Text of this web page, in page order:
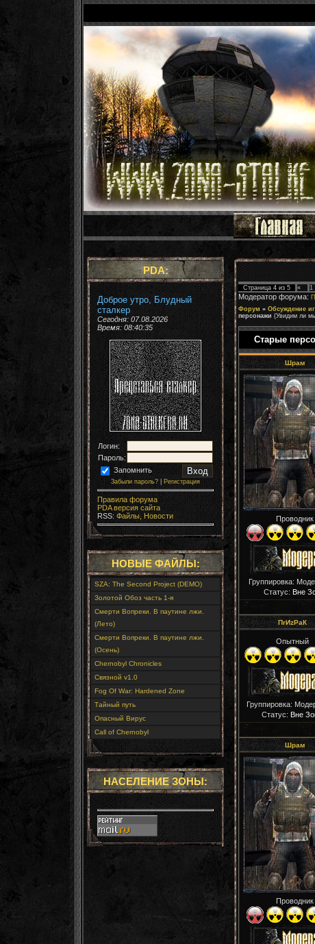
PDA:
Доброе утро, Блудный
сталкер
Сегодня: 07.08.2026
Время: 08:40:37
Логин:
Пароль:
Запомнить
Забыли пароль? Регистрация
Правила форума
PDA версия сайта
RSS: Файлы, Новости
НОВЫЕ ФАЙЛЫ:
SZA: The Second Project (DEMO)
Золотой Обоз часть 1-я
Смерти Вопреки. В паутине лжи.
(Лето)
Смерти Вопреки. В паутине лжи.
(Осень)
Chernobyl Chronicles
Связной v1.0
Fog Of War: Hardened Zone
Тайный путь
Опасный Вирус
Call of Chernobyl
НАСЕЛЕНИЕ ЗОНЫ:
Страница 4 из 5 « 1
Модератор форума:
Форум » Обсуждение
персонажи (Увидим ли
Старые
Шрам
Проводник
Группировка:
Статус: Вне
ПrИzРaК
Опытный
Группировка:
Статус: Вне
Шрам
Проводник